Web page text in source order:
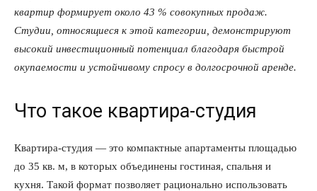
квартир формирует около 43 % совокупных продаж.
Студии, относящиеся к этой категории, демонстрируют
высокий инвестиционный потенциал благодаря быстрой
окупаемости и устойчивому спросу в долгосрочной аренде.
Что такое квартира-студия
Квартира-студия — это компактные апартаменты площадью
до 35 кв. м, в которых объединены гостиная, спальня и
кухня. Такой формат позволяет рационально использовать